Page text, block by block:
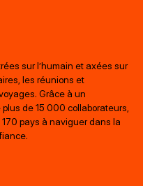
sur l’humain et axées sur
les réunions et
Grâce à un
de 15 000 collaborateurs,
pays à naviguer dans la